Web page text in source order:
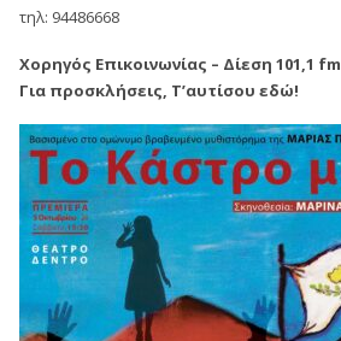
τηλ: 94486668
Χορηγός Επικοινωνίας – Δίεση 101,1 fm
Για προσκλήσεις, Τ’αυτίσου εδώ!